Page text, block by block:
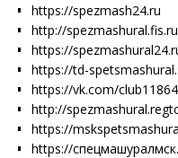
https://spezmash24.ru
http://spezmashural.fis.ru
https://
https://td-
https://vk.com/
http://
https://
https://